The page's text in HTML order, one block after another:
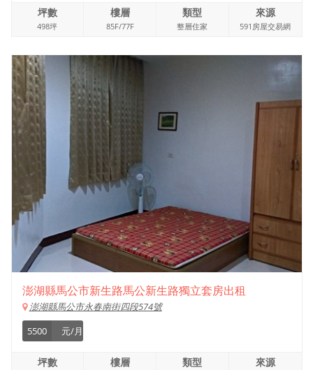
坪數
498坪
樓層
85F/77F
類型
整層住家
來源
591房屋交易網
澎湖縣馬公市新生路馬公新生路獨立套房出租
澎湖縣馬公市永春南街四段574號
5500
元/月
坪數 樓層 類型 來源